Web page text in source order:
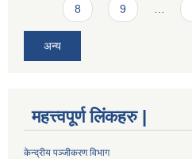
8 9 …
अन्य
महत्त्वपूर्ण लिंकहरु |
केन्द्रीय पञ्जीकरण विभाग